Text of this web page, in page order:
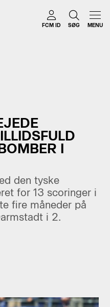
FCM ID SØG MENU
I
den tyske
for 13 scoringer i
fire måneder på
i 2.